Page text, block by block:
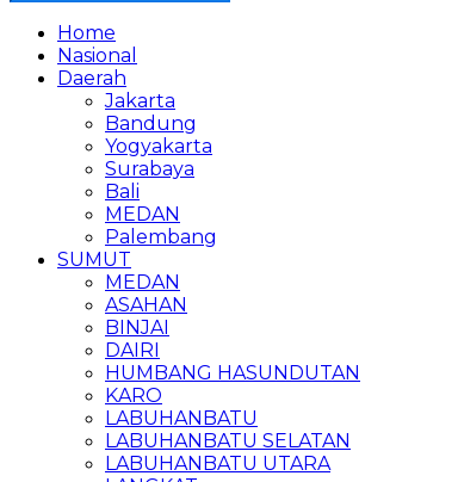
Home
Nasional
Daerah
Jakarta
Bandung
Yogyakarta
Surabaya
Bali
MEDAN
Palembang
SUMUT
MEDAN
ASAHAN
BINJAI
DAIRI
HUMBANG HASUNDUTAN
KARO
LABUHANBATU
LABUHANBATU SELATAN
LABUHANBATU UTARA